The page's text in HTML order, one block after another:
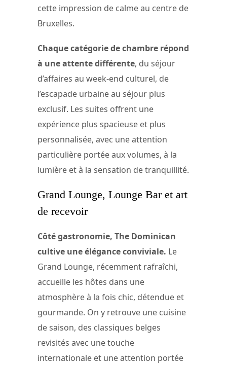
cette impression de calme au centre de
Bruxelles.
Chaque catégorie de chambre répond
à une attente différente, du séjour
d’affaires au week-end culturel, de
l’escapade urbaine au séjour plus
exclusif. Les suites offrent une
expérience plus spacieuse et plus
personnalisée, avec une attention
particulière portée aux volumes, à la
lumière et à la sensation de tranquillité.
Grand Lounge, Lounge Bar et art
de recevoir
Côté gastronomie, The Dominican
cultive une élégance conviviale. Le
Grand Lounge, récemment rafraîchi,
accueille les hôtes dans une
atmosphère à la fois chic, détendue et
gourmande. On y retrouve une cuisine
de saison, des classiques belges
revisités avec une touche
internationale et une attention portée